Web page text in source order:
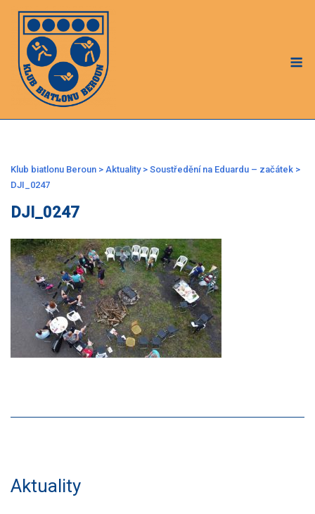
Skip
content
Klub biatlonu Beroun > Aktuality> Soustředění na Eduardu – začátek >
DJI_0247
DJI_0247
Aktuality